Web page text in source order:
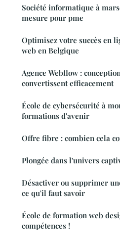
Société informatique à
mesure pour pme
Optimisez votre succès en
web en Belgique
Agence Webflow :
convertissent efficacement
École de cybersécurité à
formations d'avenir
Offre fibre : combien cela
Plongée dans l'univers
Désactiver ou supprimer
ce qu'il faut savoir
École de formation web
compétences !